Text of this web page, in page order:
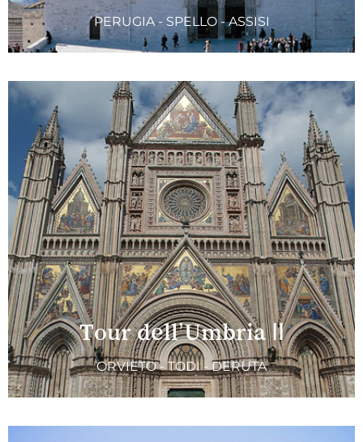
PERUGIA - SPELLO - ASSISI
Tour dell’Umbria II
ORVIETO - TODI - DERUTA